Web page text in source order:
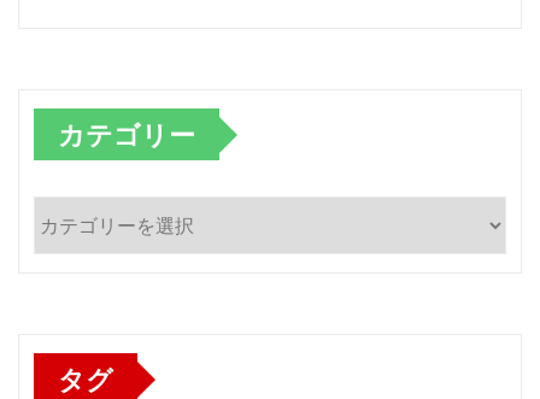
カテゴリー
テ
タグ